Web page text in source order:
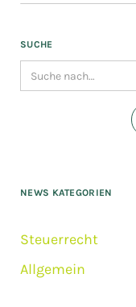
SUCHE
NEWS KATEGORIEN
Steuerrecht
Allgemein